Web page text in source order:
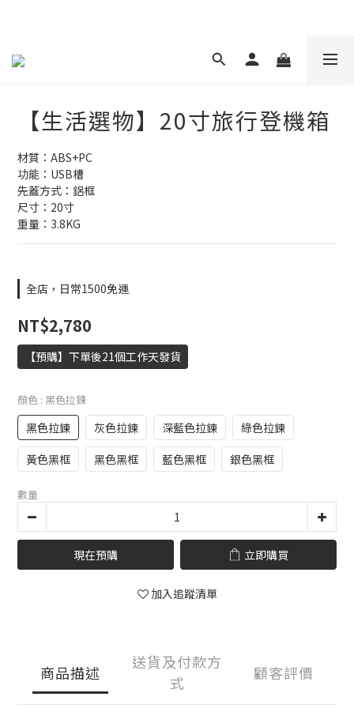
【生活選物】20寸旅行登機箱
材質：ABS+PC
功能：USB槽
先蓋方式：鋁框
尺寸：20寸
重量：3.8KG
全店，日常1500免運
NT$2,780
【預購】下單後21個工作天發貨
顏色 : 黑色拉鍊
黑色拉鍊 灰色拉鍊 深藍色拉鍊
綠色拉鍊
黃色黑框
黑色黑框 藍色黑框 銀色黑框
數量
現在預購 立即購買
加入追蹤清單
商品描述
送貨及付款方
式
顧客評價